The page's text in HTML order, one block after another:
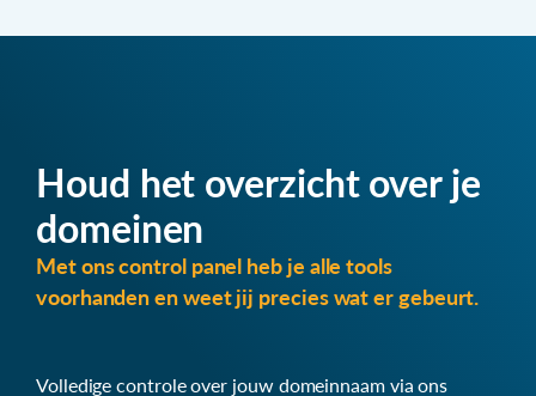
Houd het overzicht over je
domeinen
Met ons control panel heb je alle tools
voorhanden en weet jij precies wat er gebeurt.
Volledige controle over jouw domeinnaam via ons